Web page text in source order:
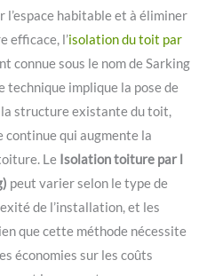
l’espace habitable et à éliminer
efficace, l’isolation du toit par
connue sous le nom de Sarking
implique la pose de
structure existante du toit,
continue qui augmente la
Le Isolation toiture par l
peut varier selon le type de
de l’installation, et les
que cette méthode nécessite
économies sur les coûts